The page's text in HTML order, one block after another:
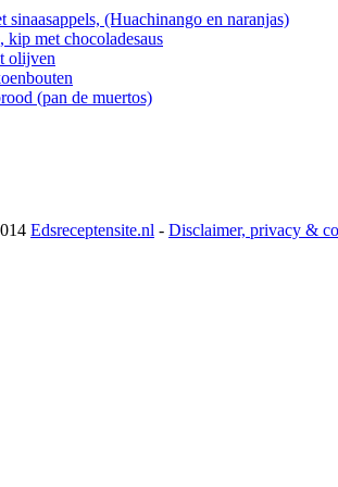
sinaasappels, (Huachinango en naranjas)
kip met chocoladesaus
olijven
(pan de muertos)
Edsreceptensite.nl - Disclaimer, privacy &